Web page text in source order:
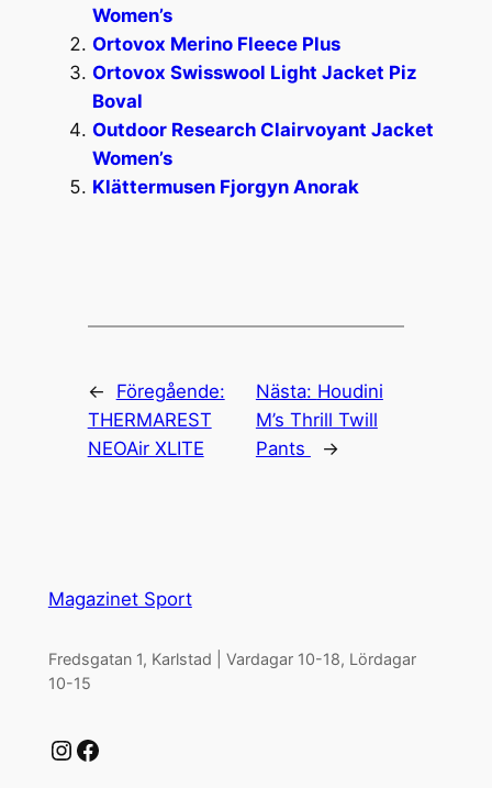
Women’s
Ortovox Merino Fleece Plus
Ortovox Swisswool Light Jacket Piz
Boval
Outdoor Research Clairvoyant Jacket
Women’s
Klättermusen Fjorgyn Anorak
←
Föregående:
THERMAREST
NEOAir XLITE
Nästa: Houdini
M’s Thrill Twill
Pants
→
Magazinet Sport
Fredsgatan 1, Karlstad | Vardagar 10-18, Lördagar
10-15
Instagram Facebook